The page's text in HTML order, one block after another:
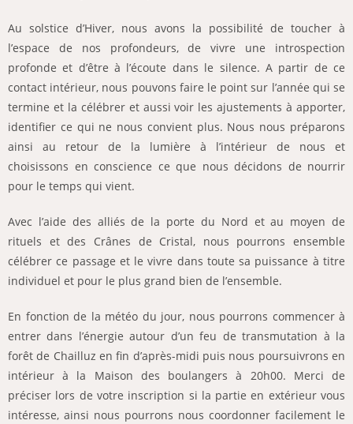
Au solstice d’Hiver, nous avons la possibilité de toucher à
l’espace de nos profondeurs, de vivre une introspection
profonde et d’être à l’écoute dans le silence. A partir de ce
contact intérieur, nous pouvons faire le point sur l’année qui se
termine et la célébrer et aussi voir les ajustements à apporter,
identifier ce qui ne nous convient plus. Nous nous préparons
ainsi au retour de la lumière à l’intérieur de nous et
choisissons en conscience ce que nous décidons de nourrir
pour le temps qui vient.
Avec l’aide des alliés de la porte du Nord et au moyen de
rituels et des Crânes de Cristal, nous pourrons ensemble
célébrer ce passage et le vivre dans toute sa puissance à titre
individuel et pour le plus grand bien de l’ensemble.
En fonction de la météo du jour, nous pourrons commencer à
entrer dans l’énergie autour d’un feu de transmutation à la
forêt de Chailluz en fin d’après-midi puis nous poursuivrons en
intérieur à la Maison des boulangers à 20h00. Merci de
préciser lors de votre inscription si la partie en extérieur vous
intéresse, ainsi nous pourrons nous coordonner facilement le